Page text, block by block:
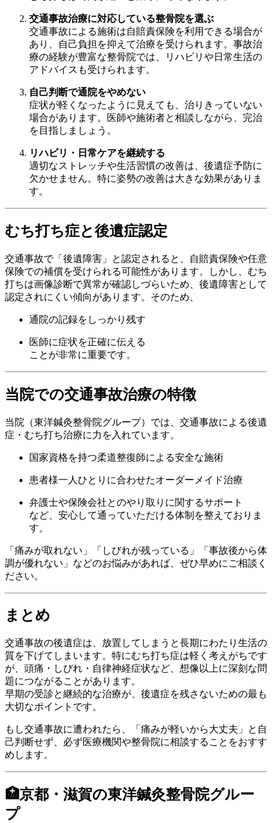
交通事故治療に対応している整骨院を選ぶ
交通事故による施術は自賠責保険を利用できる場合が
あり、自己負担を抑えて治療を受けられます。事故治
療の経験が豊富な整骨院では、リハビリや日常生活の
アドバイスも受けられます。
自己判断で通院をやめない
症状が軽くなったように見えても、治りきっていない
場合があります。医師や施術者と相談しながら、完治
を目指しましょう。
リハビリ・日常ケアを継続する
適切なストレッチや生活習慣の改善は、後遺症予防に
欠かせません。特に姿勢の改善は大きな効果がありま
す。
むち打ち症と後遺症認定
交通事故で「後遺障害」と認定されると、自賠責保険や任意
保険での補償を受けられる可能性があります。しかし、むち
打ちは画像診断で異常が確認しづらいため、後遺障害として
認定されにくい傾向があります。そのため、
通院の記録をしっかり残す
医師に症状を正確に伝える
ことが非常に重要です。
当院での交通事故治療の特徴
当院（東洋鍼灸整骨院グループ）では、交通事故による後遺
症・むち打ち治療に力を入れています。
国家資格を持つ柔道整復師による安全な施術
患者様一人ひとりに合わせたオーダーメイド治療
弁護士や保険会社とのやり取りに関するサポート
など、安心して通っていただける体制を整えておりま
す。
「痛みが取れない」「しびれが残っている」「事故後から体
調が優れない」などのお悩みがあれば、ぜひ早めにご相談く
ださい。
まとめ
交通事故の後遺症は、放置してしまうと長期にわたり生活の
質を下げてしまいます。特にむち打ち症は軽く考えがちです
が、頭痛・しびれ・自律神経症状など、想像以上に深刻な問
題につながることがあります。
早期の受診と継続的な治療が、後遺症を残さないための最も
大切なポイントです。
もし交通事故に遭われたら、「痛みが軽いから大丈夫」と自
己判断せず、必ず医療機関や整骨院に相談することをおすす
めします。
🏥京都・滋賀の東洋鍼灸整骨院グルー
プ